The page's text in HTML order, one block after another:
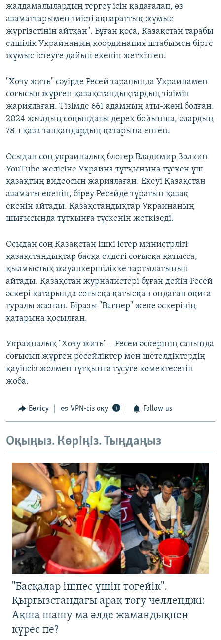
жалдамалылардың тергеу ісін қадағалап, өз
азаматтарымен тиісті ақпараттық жұмыс
жүргізетінін айтқан". Бұған қоса, Қазақстан тарабы
елшілік Украинаның координация штабымен бірге
жұмыс істеуге дайын екенін жеткізген.
"Хочу жить" сәуірде Ресей тарапында Украинамен
соғысып жүрген қазақстандықтардың тізімін
жариялаған. Тізімде 661 адамның аты-жөні болған.
2024 жылдың соңындағы дерек бойынша, олардың
78-і қаза тапқандардың қатарына енген.
Осыдан соң украиналық блогер Владимир Золкин
YouTube желісіне Украина тұтқынына түскен үш
қазақтың видеосын жариялаған. Екеуі Қазақстан
азаматы екенін, біреу Ресейде тұратын қазақ
екенін айтады. Қазақстандықтар Украинаның
шығысында тұтқынға түскенін жеткізеді.
Осыдан соң Қазақстан ішкі істер министрлігі
қазақстандықтар басқа елдегі соғысқа қатысса,
қылмыстық жауапкершілікке тартылатынын
айтады. Қазақстан журналистері бұған дейін Ресей
әскері қатарында соғысқа қатысқан ондаған оқиға
туралы жазған. Біразы "Вагнер" жеке әскерінің
қатарына қосылған.
Украиналық "Хочу жить" – Ресей әскерінің сапында
соғысып жүрген ресейліктер мен шетелдіктердің
қауіпсіз жолмен тұтқынға түсуге көмектесетін
жоба.
Бөлісу VPN-сіз оқу Follow us
Оқыңыз. Көріңіз. Тыңдаңыз
"Басқалар ішпес үшін төгейік".
Қырғызстандағы арақ төгу челленджі:
Ақша шашу ма әлде жамандықпен
күрес пе?